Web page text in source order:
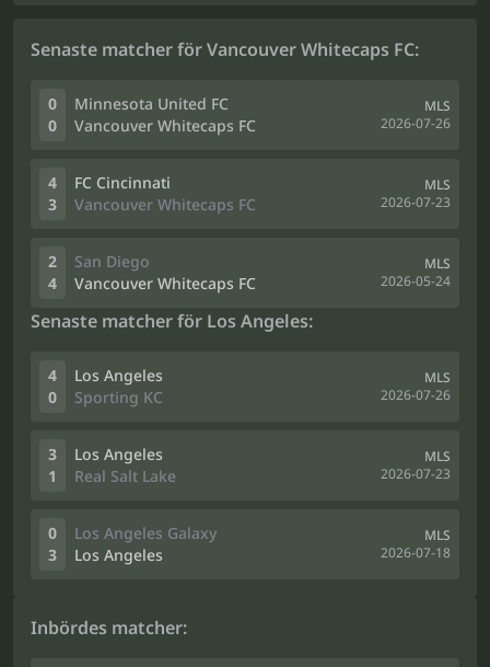
Senaste matcher för Vancouver Whitecaps FC:
0
0
Minnesota United FC
Vancouver Whitecaps FC
MLS
2026-07-26
4
3
FC Cincinnati
Vancouver Whitecaps FC
MLS
2026-07-23
2
4
San Diego
Vancouver Whitecaps FC
MLS
2026-05-24
Senaste matcher för Los Angeles:
4
0
Los Angeles
Sporting KC
MLS
2026-07-26
3
1
Los Angeles
Real Salt Lake
MLS
2026-07-23
0
3
Los Angeles Galaxy
Los Angeles
MLS
2026-07-18
Inbördes matcher: